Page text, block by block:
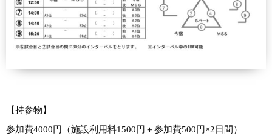
【持参物】
参加費4000円（施設利用料1500円＋参加費500円×2日間）